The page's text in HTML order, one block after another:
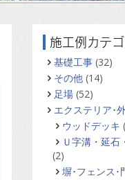
施工例カテゴ
基礎工事 (32)
その他 (14)
足場 (52)
エクステリア･
ウッドデッキ
Ｕ字溝・延石
(2)
塀･フェンス･